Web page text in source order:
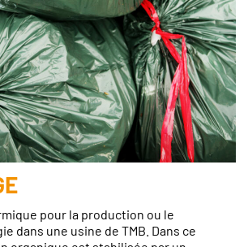
pour la production ou le
dans une usine de TMB. Dans ce